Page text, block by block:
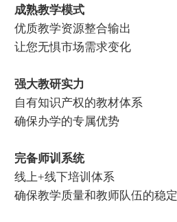
成熟教学模式
优质教学资源整合输出
让您无惧市场需求变化
强大教研实力
自有知识产权的教材体系
确保办学的专属优势
完备师训系统
线上+线下培训体系
确保教学质量和教师队伍的稳定